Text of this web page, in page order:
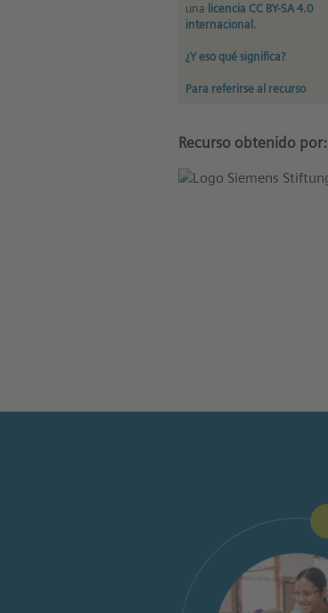
una licencia CC BY-SA 4.0
internacional.
¿Y eso qué significa?
Para referirse al recurso
Recurso obtenido por: